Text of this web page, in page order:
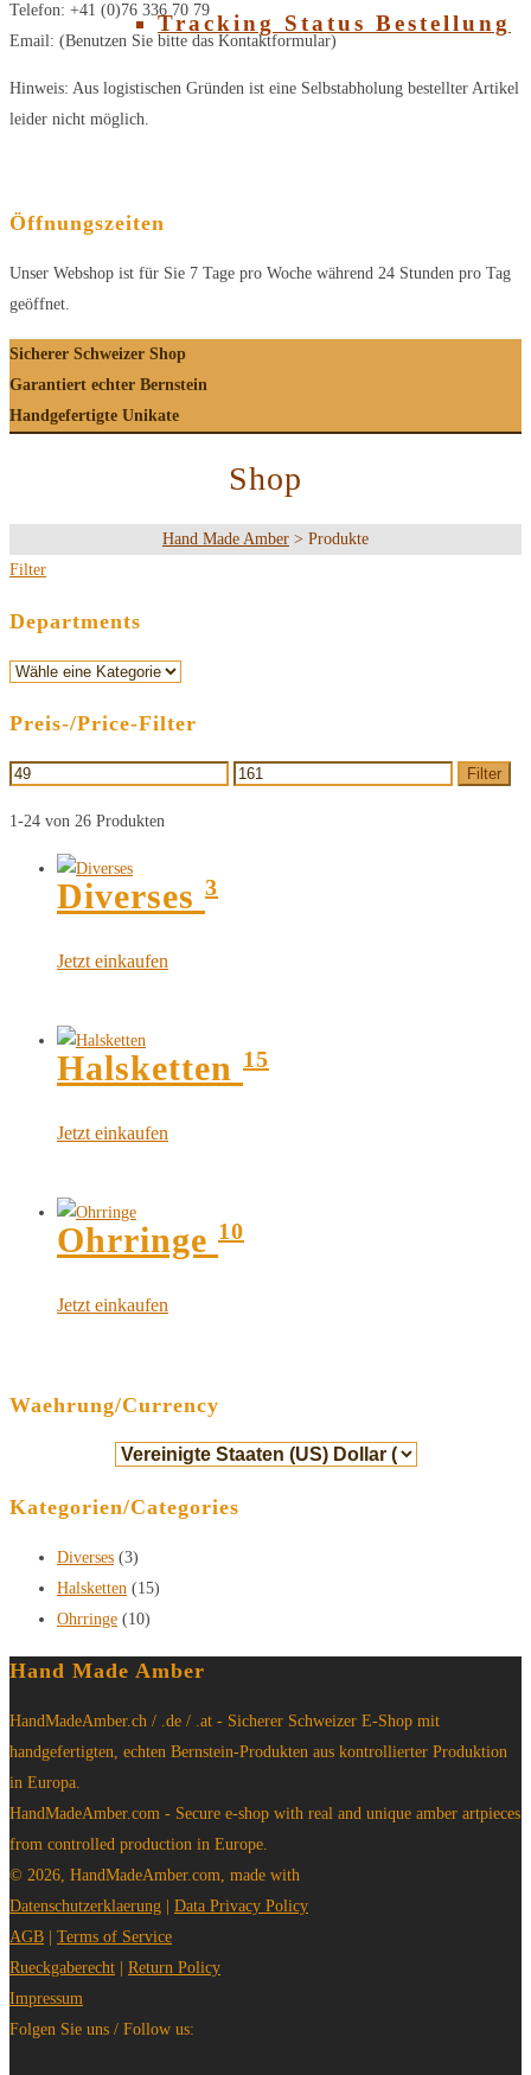
Tracking Status Bestellung
Telefon: +41 (0)76 336 70 79
Email: (Benutzen Sie bitte das Kontaktformular)
Hinweis: Aus logistischen Gründen ist eine Selbstabholung bestellter Artikel
leider nicht möglich.
Öffnungszeiten
Unser Webshop ist für Sie 7 Tage pro Woche während 24 Stunden pro Tag
geöffnet.
Sicherer Schweizer Shop
Garantiert echter Bernstein
Handgefertigte Unikate
Shop
Hand Made Amber > Produkte
Filter
Departments
Preis-/Price-Filter
Filter
1-24 von 26 Produkten
Diverses 3
Jetzt einkaufen
Halsketten 15
Jetzt einkaufen
Ohrringe 10
Jetzt einkaufen
Waehrung/Currency
Kategorien/Categories
Diverses (3)
Halsketten (15)
Ohrringe (10)
Hand Made Amber
HandMadeAmber.ch / .de / .at - Sicherer Schweizer E-Shop mit
handgefertigten, echten Bernstein-Produkten aus kontrollierter Produktion
in Europa.
HandMadeAmber.com - Secure e-shop with real and unique amber artpieces
from controlled production in Europe.
© 2026, HandMadeAmber.com, made with
Datenschutzerklaerung | Data Privacy Policy
AGB | Terms of Service
Rueckgaberecht | Return Policy
Impressum
Folgen Sie uns / Follow us: